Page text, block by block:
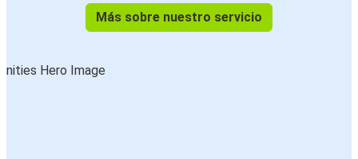
Más sobre nuestro servicio